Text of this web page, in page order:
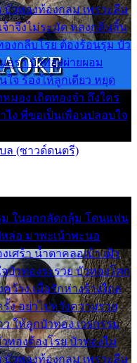
วทองท้องกลม เพราะลืม
าจึงไม่ระมัด หลงกลิ่นลิ้น
องกลีบโรย ต้องร้อนรุม บัว
รา บัวทองผ่ายผอม
จ ร้องไห้ลูกเดียว หยุด
มอง เถิดทองจ๋า ถึงใคร
ไง พี่ขอเป็นเพื่อนปลอบใจ
ล (ซาวด์ดนตรี)
ม ในอกกลัดกลุ้ม โดนแฟน
ล่อ มาพะเน้าพะนอ
เศร้า น้ำตาคลอเบ้า เฝ้า
วทองระรวย บัวทองโศก
คว้าง เมื่อรักห่างร้างไกล
ง อย่าไปหวังความรวย
ให้ลูกบัวทอง เวรกรรม
ทองต้องโรย บัวทองไม่
วทองท้องกลม เพราะลืม